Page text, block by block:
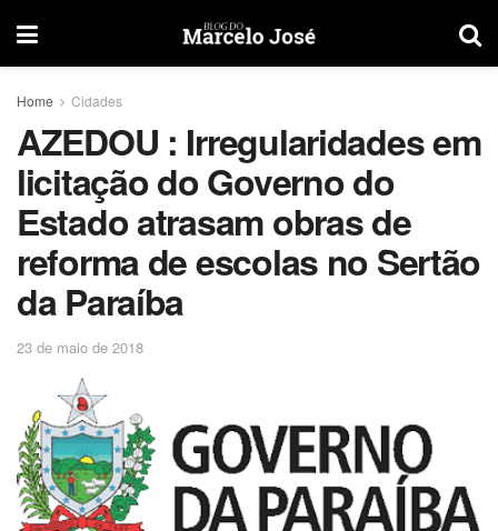
Home Cidades
AZEDOU : Irregularidades em
licitação do Governo do
Estado atrasam obras de
reforma de escolas no Sertão
da Paraíba
23 de maio de 2018